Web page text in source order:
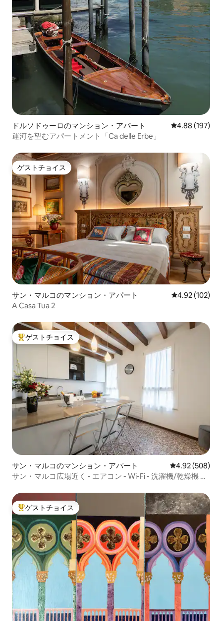
ドルソドゥーロのマンション・アパート レビュー197
4.88 (197)
運河を望むアパートメント「Ca delle Erbe」
ゲストチョイス
ゲストチョイス
サン・マルコのマンション・アパート レビュー102
4.92 (102)
A Casa Tua 2
大好評のゲストチョイスです。
ゲストチョイス
サン・マルコのマンション・アパート レビュー508
4.92 (508)
サン・マルコ広場近く - エアコン - Wi-Fi - 洗濯機/乾燥機 サ
大好評のゲストチョイスです。
ゲストチョイス